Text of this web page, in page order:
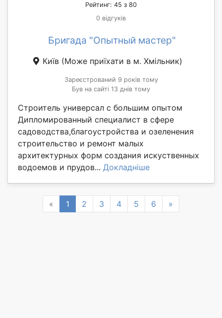
Рейтинг: 45 з 80
0 відгуків
Бригада "Опытный мастер"
Київ (Може приїхати в м. Хмільник)
Зареєстрований 9 років тому
Був на сайті 13 днів тому
Строитель универсал с большим опытом
Дипломированный специалист в сфере
садоводства,благоустройства и озеленения
строительство и ремонт малых
архитектурных форм создания искуственных
водоемов и прудов... Докладніше
« Previous
1 2 3 4 5 6 »